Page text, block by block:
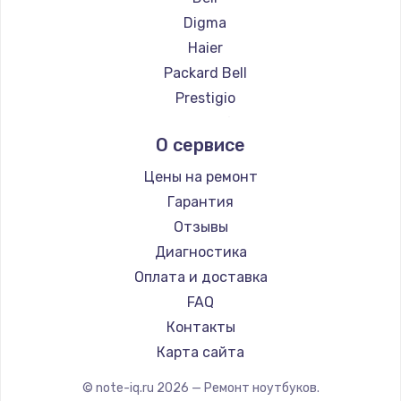
Ремонт ноутбуков Hiper
Ремонт ноутбуков Evga
Ремонт ноутбуков Google
Ремонт ноутбуков Echips
Ремонт ноутбуков Predator
Ремонт ноутбуков iru
Ремонт ноутбуков Machenike
Ремонт ноутбуков DEXP
Ремонт ноутбуков Teclast
Ремонт ноутбуков CHUWI
Ремонт ноутбуков Colorful
Digma
Haier
Packard Bell
Prestigio
Alienware
Aquarius
Gigabyte
Aorus
Maibenben
Getac
Epson
Philips
LG
О сервисе
Цены на ремонт
Гарантия
Отзывы
Диагностика
Оплата и доставка
FAQ
Контакты
Карта сайта
© note-iq.ru 2026 — Ремонт ноутбуков.